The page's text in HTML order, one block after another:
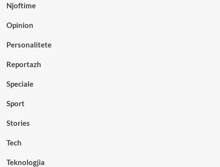
Njoftime
Opinion
Personalitete
Reportazh
Speciale
Sport
Stories
Tech
Teknologjia